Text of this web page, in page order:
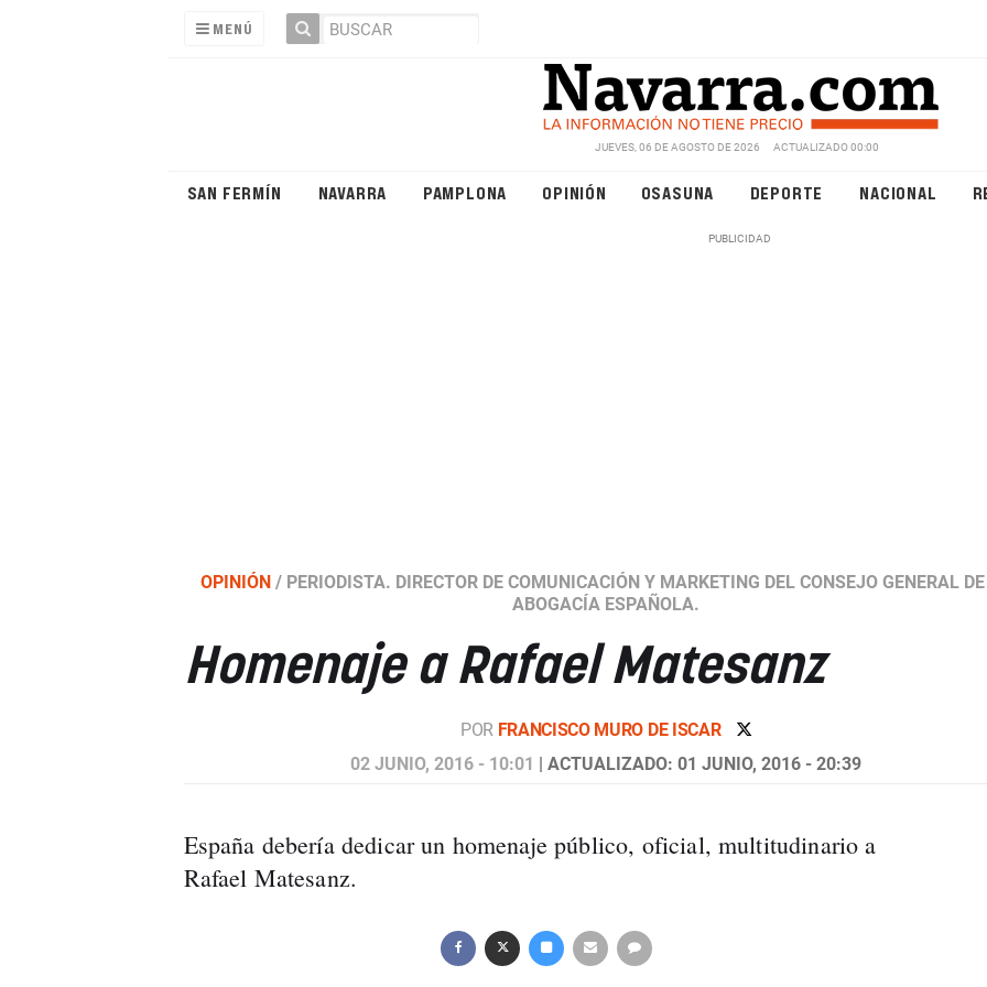
MENÚ
JUEVES, 06 DE AGOSTO DE 2026 ACTUALIZADO 00:00
SAN FERMÍN NAVARRA PAMPLONA OPINIÓN OSASUNA DEPORTE NACIONAL
OPINIÓN/ PERIODISTA. DIRECTOR DE COMUNICACIÓN Y MARKETING DEL CONSEJO GENERAL
ABOGACÍA ESPAÑOLA.
Homenaje a Rafael Matesanz
POR FRANCISCO MURO DE ISCAR
02 JUNIO, 2016 - 10:01 | ACTUALIZADO: 01 JUNIO, 2016 - 20:39
España debería dedicar un homenaje público, oficial, multitudinario a
Rafael Matesanz.